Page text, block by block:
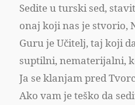
Sedite u turski sed,
onaj koji nas je stvorio,
Guru je Učitelj, taj koji
suptilni, nematerijalni,
Ja se klanjam pred
Ako vam je teško da